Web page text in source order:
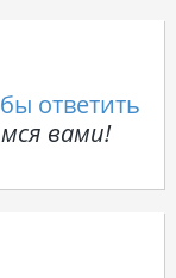
ответить
вами!